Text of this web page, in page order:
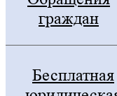
граждан
Бесплатная